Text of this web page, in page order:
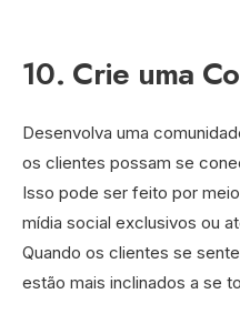
10. Crie uma
Desenvolva uma
os clientes possam se
Isso pode ser feito por
mídia social exclusivos ou
Quando os clientes se
estão mais inclinados a se